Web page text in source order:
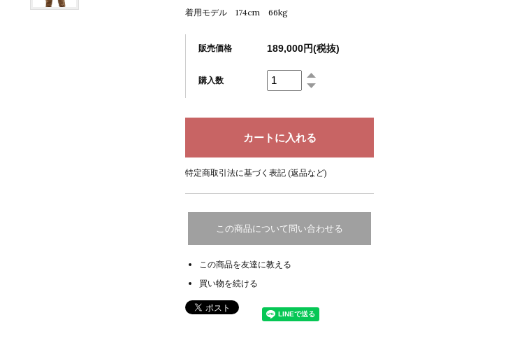
着用モデル 174cm 66kg
販売価格 189,000円(税抜)
購入数
特定商取引法に基づく表記 (返品など)
この商品について問い合わせる
この商品を友達に教える
買い物を続ける